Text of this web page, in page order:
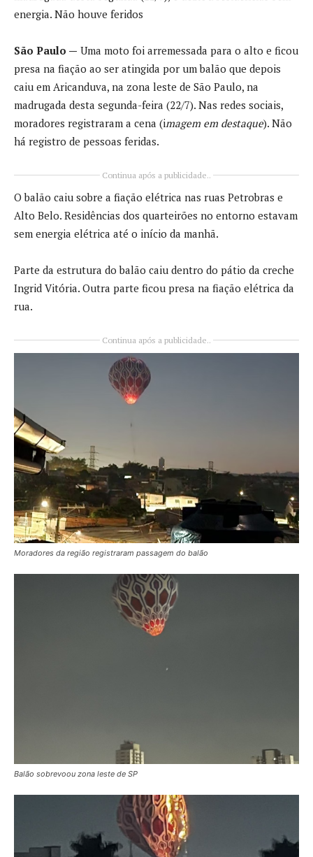
energia. Não houve feridos
São Paulo — Uma moto foi arremessada para o alto e ficou
presa na fiação ao ser atingida por um balão que depois
caiu em Aricanduva, na zona leste de São Paulo, na
madrugada desta segunda-feira (22/7). Nas redes sociais,
moradores registraram a cena (imagem em destaque). Não
há registro de pessoas feridas.
Continua após a publicidade..
O balão caiu sobre a fiação elétrica nas ruas Petrobras e
Alto Belo. Residências dos quarteirões no entorno estavam
sem energia elétrica até o início da manhã.
Parte da estrutura do balão caiu dentro do pátio da creche
Ingrid Vitória. Outra parte ficou presa na fiação elétrica da
rua.
Continua após a publicidade..
Moradores da região registraram passagem do balão
Balão sobrevoou zona leste de SP